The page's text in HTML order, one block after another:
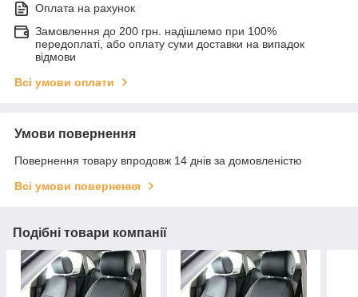
Оплата на рахунок
Замовлення до 200 грн. надішлемо при 100%
передоплаті, або оплату суми доставки на випадок
відмови
Всі умови оплати
Умови повернення
Повернення товару впродовж 14 днів за домовленістю
Всі умови повернення
Подібні товари компанії